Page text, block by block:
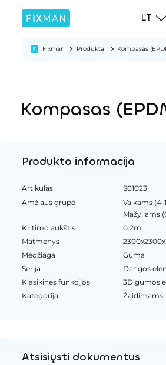
LT
Fixman Produktai Kompasas
Kompasas
Produkto informacija
Artikulas
S01023
Amžiaus grupė
Vaikams (4-
Mažyliams
Kritimo aukštis
0.2m
Matmenys
Medžiaga
Guma
Serija
Dangos
Klasikinės funkcijos
3D gumos
Kategorija
Žaidimams
Atsisiųsti dokumentus